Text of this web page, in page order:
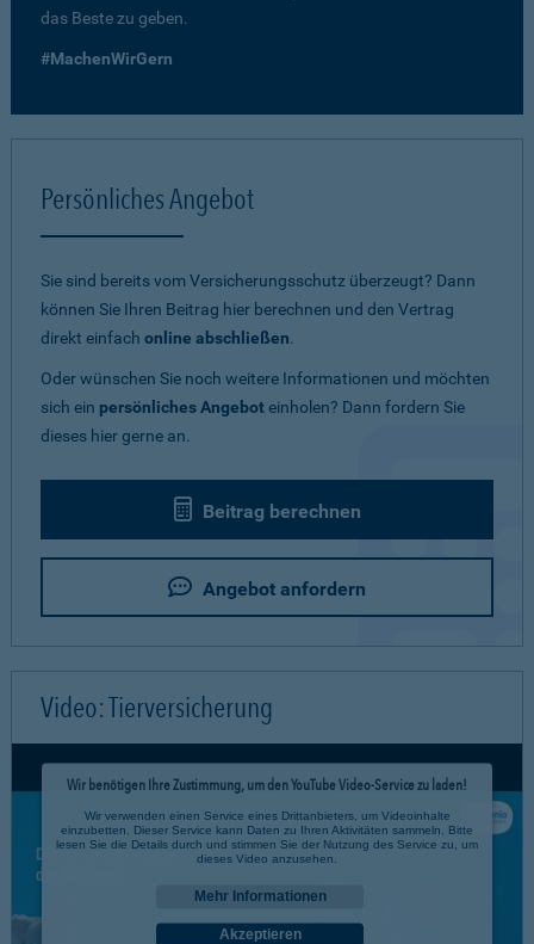
das Beste zu geben.
#MachenWirGern
Persönliches Angebot
Sie sind bereits vom Versicherungsschutz überzeugt? Dann
können Sie Ihren Beitrag hier berechnen und den Vertrag
direkt einfach online abschließen.
Oder wünschen Sie noch weitere Informationen und möchten
sich ein persönliches Angeboteinholen? Dann fordern Sie
dieses hier gerne an.
Beitrag berechnen
Angebot anfordern
Video: Tierversicherung
Wir benötigen Ihre Zustimmung, um den YouTube Video-Service zu laden!
Wir verwenden einen Service eines Drittanbieters, um Videoinhalte
einzubetten. Dieser Service kann Daten zu Ihren Aktivitäten sammeln. Bitte
lesen Sie die Details durch und stimmen Sie der Nutzung des Service zu, um
dieses Video anzusehen.
Mehr Informationen
Akzeptieren